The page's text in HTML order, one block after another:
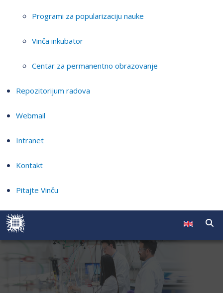
Programi za popularizaciju nauke
Vinča inkubator
Centar za permanentno obrazovanje
Repozitorijum radova
Webmail
Intranet
Kontakt
Pitajte Vinču